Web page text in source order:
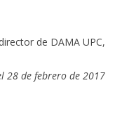
de DAMA UPC,
28 de febrero de 2017